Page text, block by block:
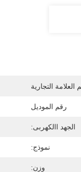
العلامة التجارية
رقم الموديل
الجهد االكهربى:
نموذج:
وزن: